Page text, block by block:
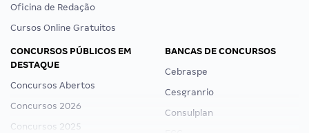
Oficina de Redação
Cursos Online Gratuitos
CONCURSOS PÚBLICOS EM
DESTAQUE
Concursos Abertos
Concursos 2026
Concursos 2025
BANCAS DE CONCURSOS
Cebraspe
Cesgranrio
Consulplan